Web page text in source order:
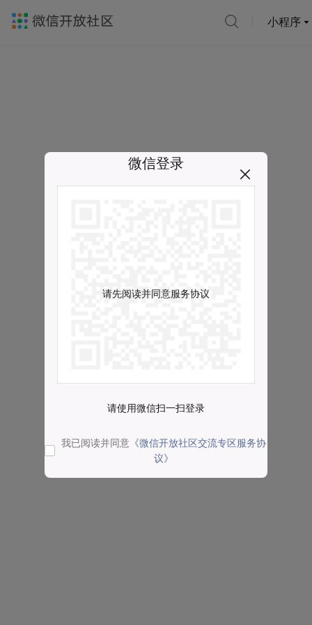
小程序
微信登录
请先阅读并同意服务协议
请使用微信扫一扫登录
我已阅读并同意 《微信开放社区交流专区服务协
议》